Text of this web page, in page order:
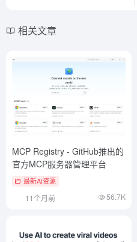
相关文章
MCP Registry - GitHub推出的
官方MCP服务器管理平台
最新AI资源
11个月前 56.7K